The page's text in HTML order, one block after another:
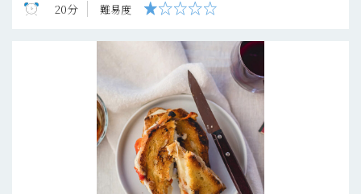
20分 難易度